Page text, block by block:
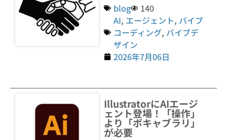
blog
140
AI, エージェント, バイブ
コーディング, バイブデ
ザイン
2026年7月06日
IllustratorにAIエージ
ェント登場！「操作」
より「ボキャブラリ」
が必要